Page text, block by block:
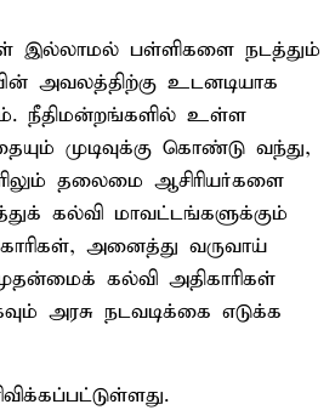
இல்லாமல் பள்ளிகளை நடத்தும்
அவலத்திற்கு உடனடியாக
நீதிமன்றங்களில் உள்ள
முடிவுக்கு கொண்டு வந்து,
தலைமை ஆசிரியர்களை
கல்வி மாவட்டங்களுக்கும்
அனைத்து வருவாய்
கல்வி அதிகாரிகள்
அரசு நடவடிக்கை எடுக்க